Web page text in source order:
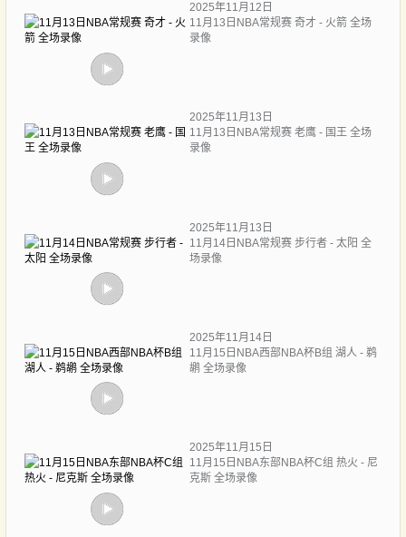
2025年11月12日
11月13日NBA常规赛 奇才 - 火箭 全场
录像
2025年11月13日
11月13日NBA常规赛 老鹰 - 国王 全场
录像
2025年11月13日
11月14日NBA常规赛 步行者 - 太阳 全
场录像
2025年11月14日
11月15日NBA西部NBA杯B组 湖人 - 鹈
鹕 全场录像
2025年11月15日
11月15日NBA东部NBA杯C组 热火 - 尼
克斯 全场录像